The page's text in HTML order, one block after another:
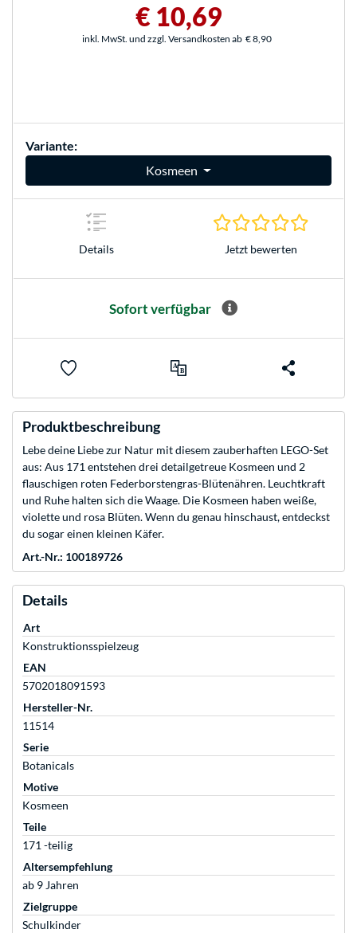
€ 10,69
inkl. MwSt. und zzgl. Versandkosten ab € 8,90
Variante:
Kosmeen
Details Jetzt bewerten
Sofort verfügbar
Produktbeschreibung
Lebe deine Liebe zur Natur mit diesem zauberhaften LEGO-Set
aus: Aus 171 entstehen drei detailgetreue Kosmeen und 2
flauschigen roten Federborstengras-Blütenähren. Leuchtkraft
und Ruhe halten sich die Waage. Die Kosmeen haben weiße,
violette und rosa Blüten. Wenn du genau hinschaust, entdeckst
du sogar einen kleinen Käfer.
Art.-Nr.: 100189726
Details
Art
Konstruktionsspielzeug
EAN
5702018091593
Hersteller-Nr.
11514
Serie
Botanicals
Motive
Kosmeen
Teile
171 -teilig
Altersempfehlung
ab 9 Jahren
Zielgruppe
Schulkinder